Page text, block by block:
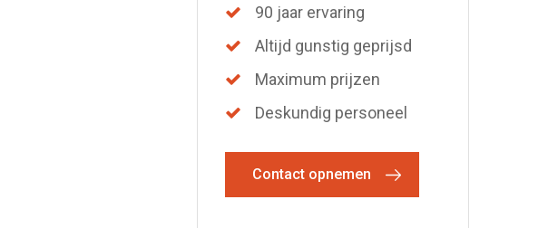
90 jaar ervaring
Altijd gunstig geprijsd
Maximum prijzen
Deskundig personeel
Contact opnemen